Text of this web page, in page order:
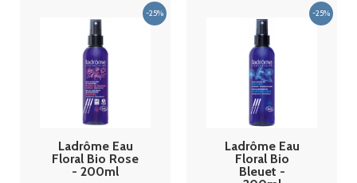
Ladrôme Eau
Floral Bio Rose
- 200ml
Ladrôme Eau
Floral Bio
Bleuet -